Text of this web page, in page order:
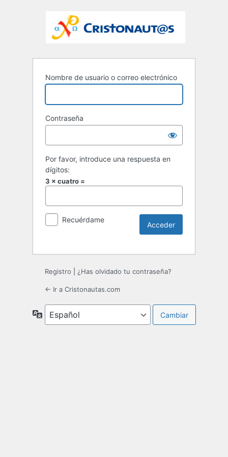
Nombre de usuario o correo electrónico
Contraseña
Por favor, introduce una respuesta en
dígitos:
3 × cuatro =
Recuérdame
Registro ¿Has olvidado tu contraseña?
← Ir a Cristonautas.com
Idioma